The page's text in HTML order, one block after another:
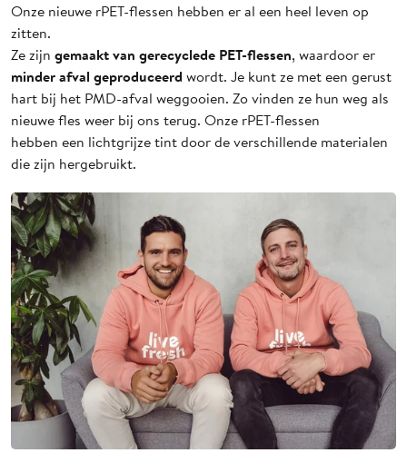
Onze nieuwe rPET-flessen hebben er al een heel leven op
zitten.
Ze zijn gemaakt van gerecyclede PET-flessen, waardoor er
minder afval geproduceerd wordt. Je kunt ze met een gerust
hart bij het PMD-afval weggooien. Zo vinden ze hun weg als
nieuwe fles weer bij ons terug. Onze rPET-flessen
hebben een lichtgrijze tint door de verschillende materialen
die zijn hergebruikt.